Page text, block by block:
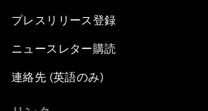
プレスリリース登録
ニュースレター購読
連絡先 (英語のみ)